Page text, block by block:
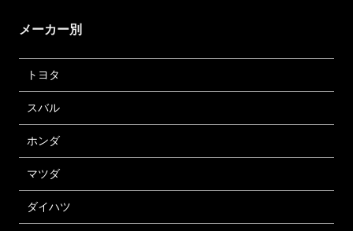
メーカー別
トヨタ
スバル
ホンダ
マツダ
ダイハツ